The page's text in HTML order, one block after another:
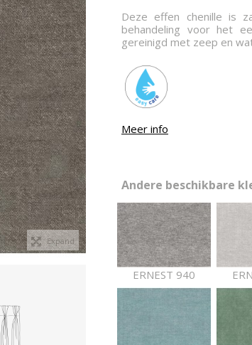
Expand
Deze effen chenille is
behandeling voor het
gereinigd met zeep en
Meer info
Andere beschikbare
ERNEST 940